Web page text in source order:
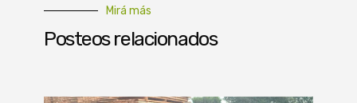
Mirá más
Posteos relacionados